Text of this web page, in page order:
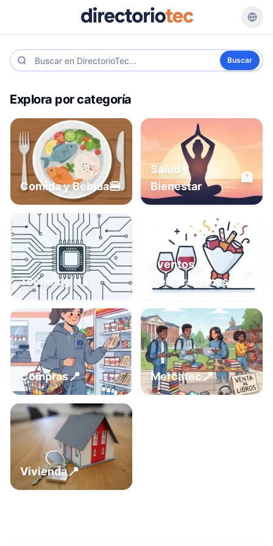
Buscar
Explora por categoría
Comida y Bebida🍔
Salud y
Bienestar
🏥
Tecnología📱
Eventos y
Celebraciones
Compras📍 Mercatec📍
Vivienda📍